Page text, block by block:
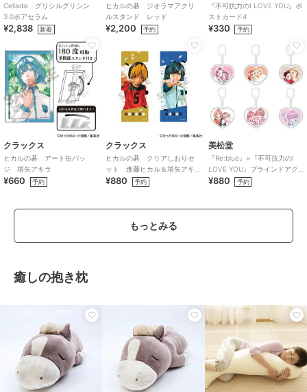
Celladix グリシルグリシン
3.0ポアセラム
¥2,838 新着
ヒカルの碁 ジオラマアクリ
ルスタンド レッド
¥2,200 予約
『不可抗力のI LOVE YOU』ポ
ストカード4
¥330 予約
クラックス
ヒカルの碁 アート缶バッ
ジ 塔矢アキラ
¥660 予約
クラックス
ヒカルの碁 クリアしおりセ
ット 進藤ヒカル＆塔矢アキ
ラ
¥880 予約
美松堂
『Re:blue』×『不可抗力のI
LOVE YOU』ブラインドアク
リルキーホルダー（全6種）
¥880 予約
もっとみる
癒しの抱き枕